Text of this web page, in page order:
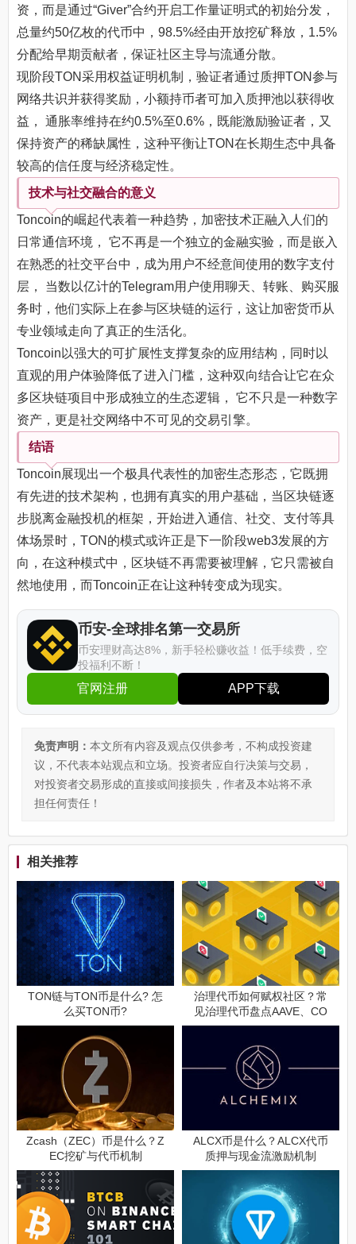
资，而是通过“Giver”合约开启工作量证明式的初始分发，
总量约50亿枚的代币中，98.5%经由开放挖矿释放，1.5%
分配给早期贡献者，保证社区主导与流通分散。
现阶段TON采用权益证明机制，验证者通过质押TON参与
网络共识并获得奖励，小额持币者可加入质押池以获得收
益， 通胀率维持在约0.5%至0.6%，既能激励验证者，又
保持资产的稀缺属性，这种平衡让TON在长期生态中具备
较高的信任度与经济稳定性。
技术与社交融合的意义
Toncoin的崛起代表着一种趋势，加密技术正融入人们的
日常通信环境， 它不再是一个独立的金融实验，而是嵌入
在熟悉的社交平台中，成为用户不经意间使用的数字支付
层， 当数以亿计的Telegram用户使用聊天、转账、购买服
务时，他们实际上在参与区块链的运行，这让加密货币从
专业领域走向了真正的生活化。
Toncoin以强大的可扩展性支撑复杂的应用结构，同时以
直观的用户体验降低了进入门槛，这种双向结合让它在众
多区块链项目中形成独立的生态逻辑， 它不只是一种数字
资产，更是社交网络中不可见的交易引擎。
结语
Toncoin展现出一个极具代表性的加密生态形态，它既拥
有先进的技术架构，也拥有真实的用户基础，当区块链逐
步脱离金融投机的框架，开始进入通信、社交、支付等具
体场景时，TON的模式或许正是下一阶段web3发展的方
向，在这种模式中，区块链不再需要被理解，它只需被自
然地使用，而Toncoin正在让这种转变成为现实。
币安-全球排名第一交易所
币安理财高达8%，新手轻松赚收益！低手续费，空
投福利不断！
官网注册 APP下载
免责声明： 本文所有内容及观点仅供参考，不构成投资建
议，不代表本站观点和立场。投资者应自行决策与交易，
对投资者交易形成的直接或间接损失，作者及本站将不承
担任何责任！
相关推荐
TON链与TON币是什么? 怎
么买TON币?
治理代币如何赋权社区？常
见治理代币盘点AAVE、CO
MP、MKR
Zcash（ZEC）币是什么？Z
EC挖矿与代币机制
ALCX币是什么？ALCX代币
质押与现金流激励机制